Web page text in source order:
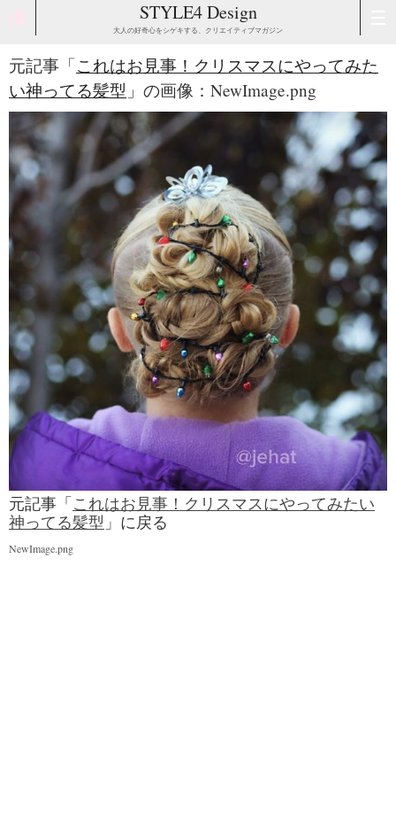
STYLE4 Design
大人の好奇心をシゲキする、クリエイティブマガジン
元記事「これはお見事！クリスマスにやってみた
い神ってる髪型 」の画像：NewImage.png
元記事「これはお見事！クリスマスにやってみたい
神ってる髪型 」に戻る
NewImage.png